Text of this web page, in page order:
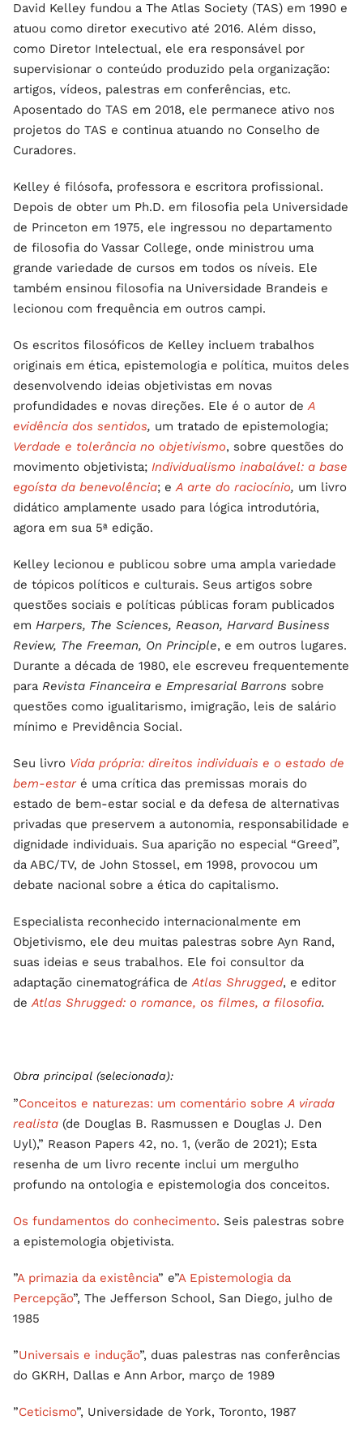
David Kelley fundou a The Atlas Society (TAS) em 1990 e
atuou como diretor executivo até 2016. Além disso,
como Diretor Intelectual, ele era responsável por
supervisionar o conteúdo produzido pela organização:
artigos, vídeos, palestras em conferências, etc.
Aposentado do TAS em 2018, ele permanece ativo nos
projetos do TAS e continua atuando no Conselho de
Curadores.
Kelley é filósofa, professora e escritora profissional.
Depois de obter um Ph.D. em filosofia pela Universidade
de Princeton em 1975, ele ingressou no departamento
de filosofia do Vassar College, onde ministrou uma
grande variedade de cursos em todos os níveis. Ele
também ensinou filosofia na Universidade Brandeis e
lecionou com frequência em outros campi.
Os escritos filosóficos de Kelley incluem trabalhos
originais em ética, epistemologia e política, muitos deles
desenvolvendo ideias objetivistas em novas
profundidades e novas direções. Ele é o autor deA
evidência dos sentidos, um tratado de epistemologia;
Verdade e tolerância no objetivismo, sobre questões do
movimento objetivista; Individualismo inabalável: a base
egoísta da benevolência; eA arte do raciocínio, um livro
didático amplamente usado para lógica introdutória,
agora em sua 5ª edição.
Kelley lecionou e publicou sobre uma ampla variedade
de tópicos políticos e culturais. Seus artigos sobre
questões sociais e políticas públicas foram publicados
em Harpers, The Sciences, Reason, Harvard Business
Review, The Freeman, On Principle, e em outros lugares.
Durante a década de 1980, ele escreveu frequentemente
para Revista Financeira e Empresarial Barrons sobre
questões como igualitarismo, imigração, leis de salário
mínimo e Previdência Social.
Seu livro Vida própria: direitos individuais e o estado de
bem-estar é uma crítica das premissas morais do
estado de bem-estar social e da defesa de alternativas
privadas que preservem a autonomia, responsabilidade e
dignidade individuais. Sua aparição no especial “Greed”,
da ABC/TV, de John Stossel, em 1998, provocou um
debate nacional sobre a ética do capitalismo.
Especialista reconhecido internacionalmente em
Objetivismo, ele deu muitas palestras sobre Ayn Rand,
suas ideias e seus trabalhos. Ele foi consultor da
adaptação cinematográfica deAtlas Shrugged, e editor
deAtlas Shrugged: o romance, os filmes, a filosofia.
Obra principal (selecionada):
”Conceitos e naturezas: um comentário sobreA virada
realista (de Douglas B. Rasmussen e Douglas J. Den
Uyl),” Reason Papers 42, no. 1, (verão de 2021); Esta
resenha de um livro recente inclui um mergulho
profundo na ontologia e epistemologia dos conceitos.
Os fundamentos do conhecimento. Seis palestras sobre
a epistemologia objetivista.
”A primazia da existência” e”A Epistemologia da
Percepção”, The Jefferson School, San Diego, julho de
1985
”Universais e indução”, duas palestras nas conferências
do GKRH, Dallas e Ann Arbor, março de 1989
”Ceticismo”, Universidade de York, Toronto, 1987